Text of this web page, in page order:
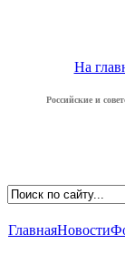
На
Российские и
ГлавнаяНовости